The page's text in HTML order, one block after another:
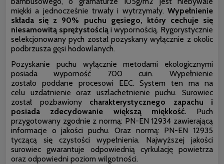
miękki a jednocześnie trwały i wytrzymały. Wypełnienie
składa się z 90% puchu gęsiego, który cechuje się
niesamowitą sprężystością i wypornością. Rygorystycznie
selekcjonowany pych został pozyskany wyłącznie z okolic
podbrzusza gęsi hodowlanych.
Pozyskanie puchu wyłącznie metodami ekologicznymi
posiada wyporność 700 cuin. Wypełnienie
zostało poddane procesowi EEC. System ten ma na
celu uzdatnienie oraz uszlachetnienie puchu. Surowiec
został pozbawiony charakterystycznego zapachu i
posiada zdecydowanie większą miękkość. Puch
przygotowany zgodnie z normą: PN-EN 12934 zawierającą
informacje o jakości puchu. Oraz normą: PN-EN 12935
tyczącą się czystości wypełnienia. Najwyższej jakości
surowiec gwarantuje odpowiednią cyrkulację powietrza
oraz odpowiedni poziom wilgotności.